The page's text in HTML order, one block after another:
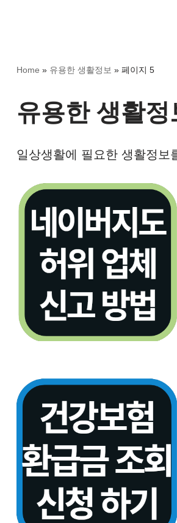
Home » 유용한 생활정보 » 페이지 5
유용한 생활정
일상생활에 필요한 생활정보